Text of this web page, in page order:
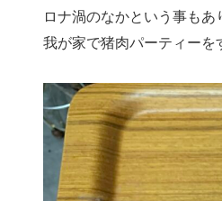
ロナ渦のなかという事も
我が家で猪肉パーティーを